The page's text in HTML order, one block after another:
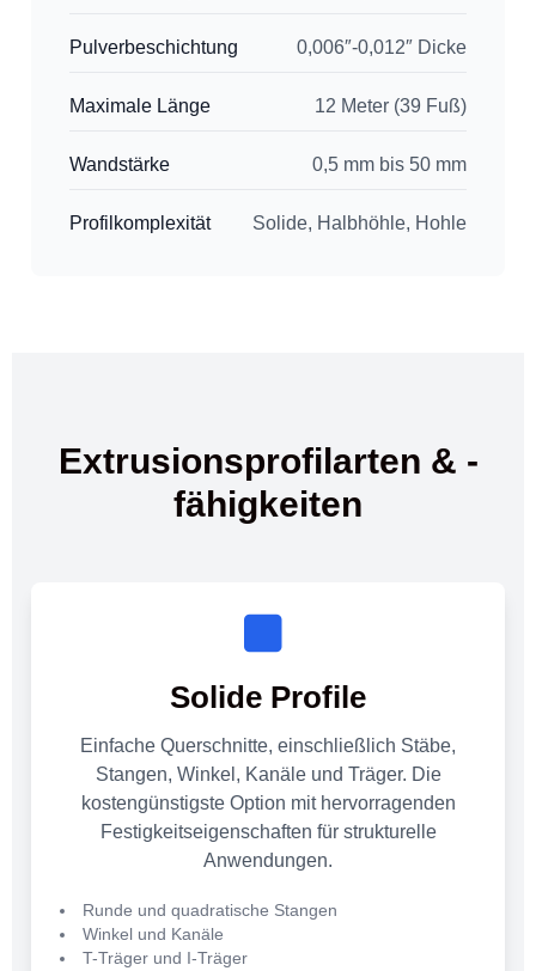
Pulverbeschichtung 0,006″-0,012″ Dicke
Maximale Länge 12 Meter (39 Fuß)
Wandstärke 0,5 mm bis 50 mm
Profilkomplexität Solide, Halbhöhle, Hohle
Extrusionsprofilarten & -
fähigkeiten
Solide Profile
Einfache Querschnitte, einschließlich Stäbe,
Stangen, Winkel, Kanäle und Träger. Die
kostengünstigste Option mit hervorragenden
Festigkeitseigenschaften für strukturelle
Anwendungen.
Runde und quadratische Stangen
Winkel und Kanäle
T-Träger und I-Träger